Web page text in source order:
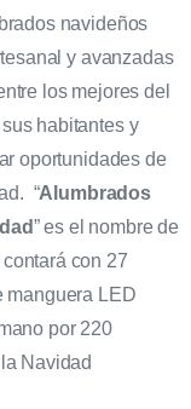
navideños
y avanzadas
los mejores del
habitantes y
oportunidades de
“Alumbrados
” es el nombre de
con 27
manguera LED
por 220
Navidad